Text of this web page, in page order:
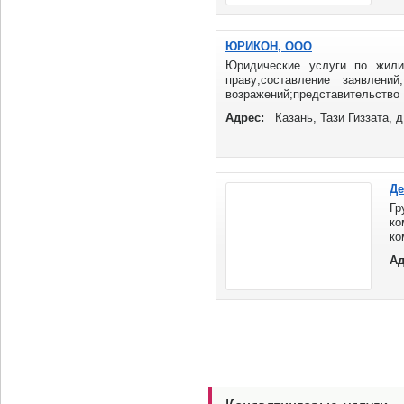
ЮРИКОН, ООО
Юридические услуги по
праву;составление
Адрес: Казань, Тази Гиззата,